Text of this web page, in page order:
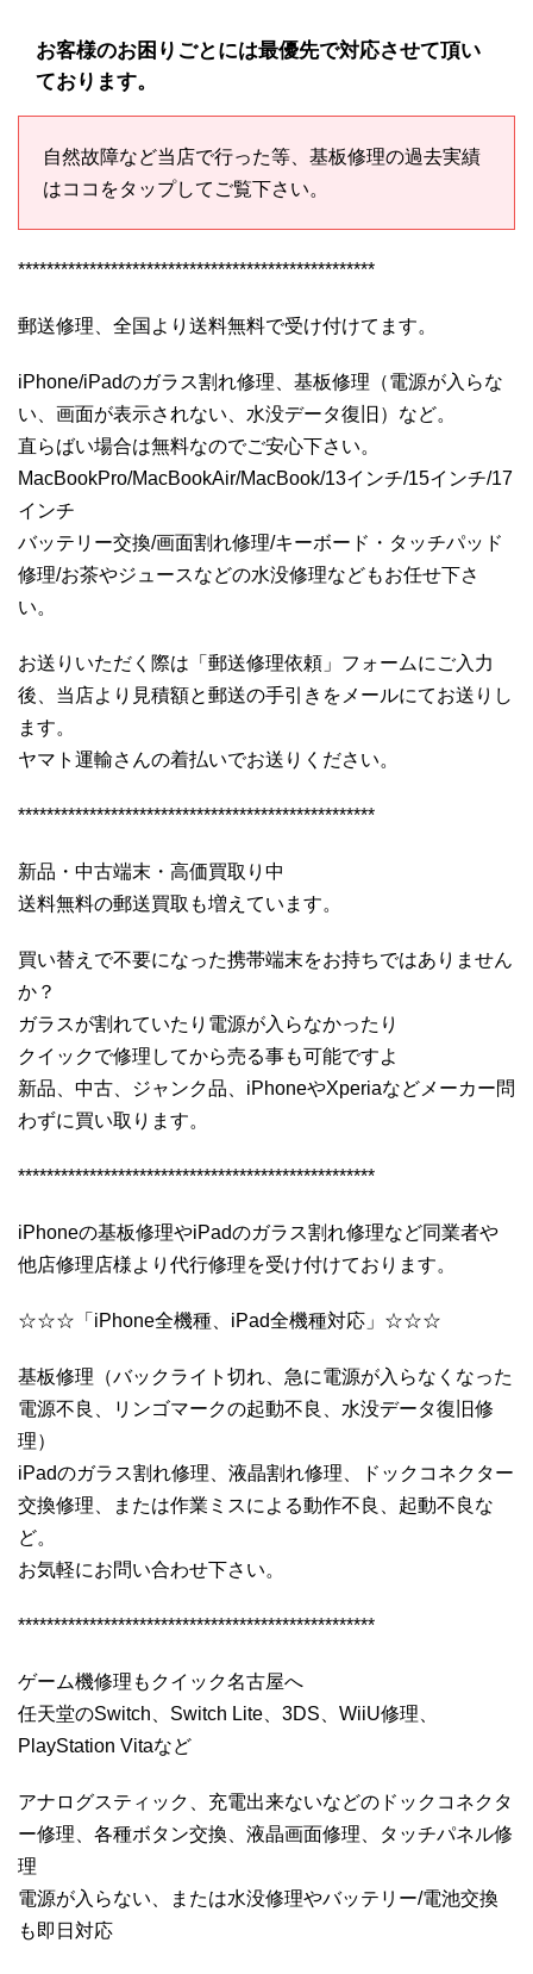
お客様のお困りごとには最優先で対応させて頂い
ております。
自然故障など当店で行った等、基板修理の過去実績
はココをタップしてご覧下さい。
**************************************************
郵送修理、全国より送料無料で受け付けてます。
iPhone/iPadのガラス割れ修理、基板修理（電源が入らな
い、画面が表示されない、水没データ復旧）など。
直らばい場合は無料なのでご安心下さい。
MacBookPro/MacBookAir/MacBook/13インチ/15インチ/17
インチ
バッテリー交換/画面割れ修理/キーボード・タッチパッド
修理/お茶やジュースなどの水没修理などもお任せ下さ
い。
お送りいただく際は「郵送修理依頼」フォームにご入力
後、当店より見積額と郵送の手引きをメールにてお送りし
ます。
ヤマト運輸さんの着払いでお送りください。
**************************************************
新品・中古端末・高価買取り中
送料無料の郵送買取も増えています。
買い替えで不要になった携帯端末をお持ちではありません
か？
ガラスが割れていたり電源が入らなかったり
クイックで修理してから売る事も可能ですよ
新品、中古、ジャンク品、iPhoneやXperiaなどメーカー問
わずに買い取ります。
**************************************************
iPhoneの基板修理やiPadのガラス割れ修理など同業者や
他店修理店様より代行修理を受け付けております。
☆☆☆「iPhone全機種、iPad全機種対応」☆☆☆
基板修理（バックライト切れ、急に電源が入らなくなった
電源不良、リンゴマークの起動不良、水没データ復旧修
理）
iPadのガラス割れ修理、液晶割れ修理、ドックコネクター
交換修理、または作業ミスによる動作不良、起動不良な
ど。
お気軽にお問い合わせ下さい。
**************************************************
ゲーム機修理もクイック名古屋へ
任天堂のSwitch、Switch Lite、3DS、WiiU修理、
PlayStation Vitaなど
アナログスティック、充電出来ないなどのドックコネクタ
ー修理、各種ボタン交換、液晶画面修理、タッチパネル修
理
電源が入らない、または水没修理やバッテリー/電池交換
も即日対応